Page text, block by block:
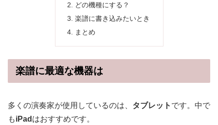
どの機種にする？
楽譜に書き込みたいとき
まとめ
楽譜に最適な機器は
多くの演奏家が使用しているのは、 タブレット です。中で
もiPad はおすすめです。